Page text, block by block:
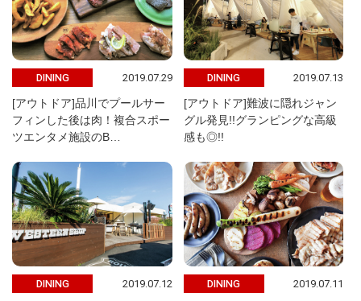
DINING 2019.07.29
[アウトドア]品川でプールサー
フィンした後は肉！複合スポー
ツエンタメ施設のB…
DINING 2019.07.13
[アウトドア]難波に隠れジャン
グル発見!!グランピングな高級
感も◎!!
DINING 2019.07.12 DINING 2019.07.11